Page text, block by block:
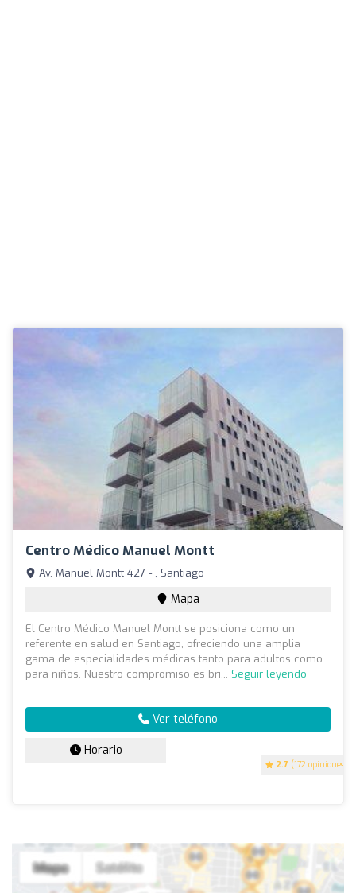
Centro Médico Manuel Montt
2.7 (172 opiniones)
Av. Manuel Montt 427 - , Santiago
Mapa
El Centro Médico Manuel Montt se posiciona como un
referente en salud en Santiago, ofreciendo una amplia
gama de especialidades médicas tanto para adultos como
para niños. Nuestro compromiso es bri... Seguir leyendo
Ver teléfono
Horario